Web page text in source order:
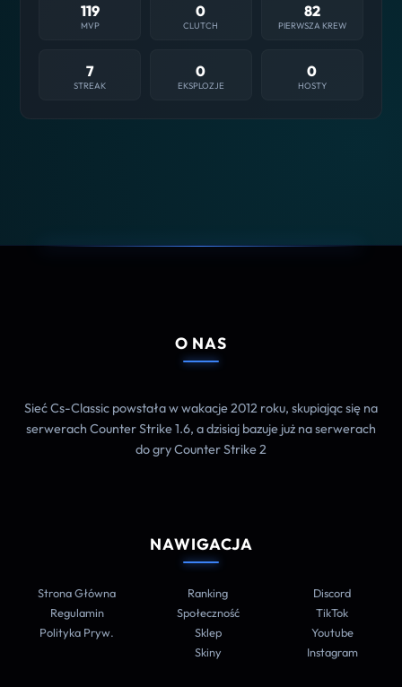
119
MVP
0
CLUTCH
82
PIERWSZA KREW
7
STREAK
0
EKSPLOZJE
0
HOSTY
O NAS
Sieć Cs-Classic powstała w wakacje 2012 roku, skupiając się na
serwerach Counter Strike 1.6, a dzisiaj bazuje już na serwerach
do gry Counter Strike 2
NAWIGACJA
Strona Główna
Regulamin
Polityka Pryw.
Ranking
Społeczność
Sklep
Skiny
Discord
TikTok
Youtube
Instagram